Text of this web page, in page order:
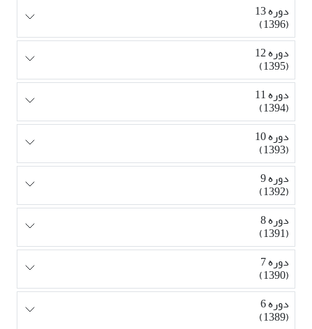
دوره 13
(1396)
دوره 12
(1395)
دوره 11
(1394)
دوره 10
(1393)
دوره 9
(1392)
دوره 8
(1391)
دوره 7
(1390)
دوره 6
(1389)